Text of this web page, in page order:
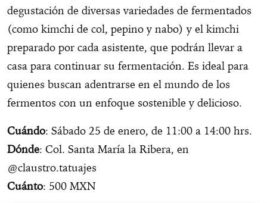
degustación de diversas variedades de fermentados
(como kimchi de col, pepino y nabo) y el kimchi
preparado por cada asistente, que podrán llevar a
casa para continuar su fermentación. Es ideal para
quienes buscan adentrarse en el mundo de los
fermentos con un enfoque sostenible y delicioso.
Cuándo: Sábado 25 de enero, de 11:00 a 14:00 hrs.
Dónde: Col. Santa María la Ribera, en
@claustro.tatuajes
Cuánto: 500 MXN